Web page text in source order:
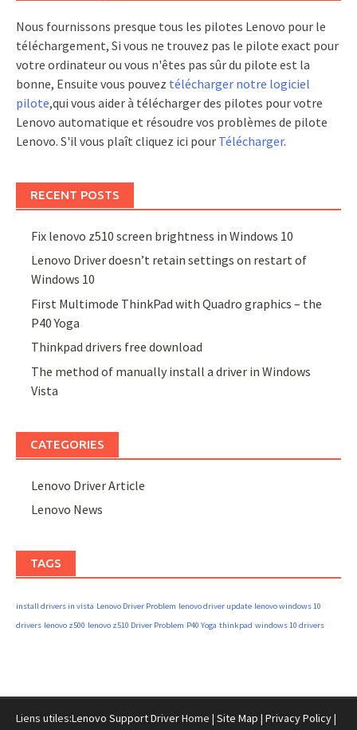
Nous fournissons presque tous les pilotes Lenovo pour le
téléchargement, Si vous ne trouvez pas le pilote exact pour
votre ordinateur ou vous n'êtes pas sûr du pilote est la
bonne, Ensuite vous pouvez télécharger notre logiciel
pilote,qui vous aider à télécharger des pilotes pour votre
Lenovo automatique et résoudre vos problèmes de pilote
Lenovo. S'il vous plaît cliquez ici pour Télécharger.
RECENT POSTS
Fix lenovo z510 screen brightness in Windows 10
Lenovo Driver doesn’t retain settings on restart of
Windows 10
First Multimode ThinkPad with Quadro graphics – the
P40 Yoga
Thinkpad drivers free download
The method of manually install a driver in Windows
Vista
CATEGORIES
Lenovo Driver Article
Lenovo News
TAGS
install drivers in vista Lenovo Driver Problem lenovo driver update lenovo windows 10
drivers lenovo z500 lenovo z510 Driver Problem P40 Yoga thinkpad windows 10 drivers
Liens utiles:Lenovo Support DriverHome | Site Map | Privacy Policy|